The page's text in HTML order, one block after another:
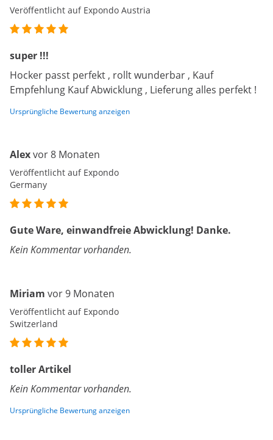
Veröffentlicht auf Expondo Austria
super !!!
Hocker passt perfekt , rollt wunderbar , Kauf
Empfehlung Kauf Abwicklung , Lieferung alles perfekt !
Ursprüngliche Bewertung anzeigen
Alexvor 8 Monaten
Veröffentlicht auf Expondo
Germany
Gute Ware, einwandfreie Abwicklung! Danke.
Kein Kommentar vorhanden.
Miriam vor 9 Monaten
Veröffentlicht auf Expondo
Switzerland
toller Artikel
Kein Kommentar vorhanden.
Ursprüngliche Bewertung anzeigen